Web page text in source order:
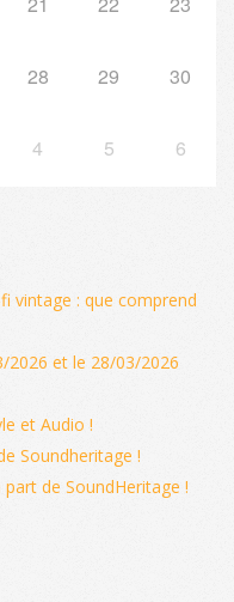
28 29 30
4 5 6
vintage : que comprend
2026 et le 28/03/2026
et Audio !
Soundheritage !
de SoundHeritage !